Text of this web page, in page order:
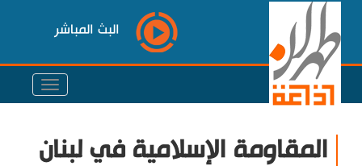
البث المباشر
المقاومة الإسلامية في لبنان